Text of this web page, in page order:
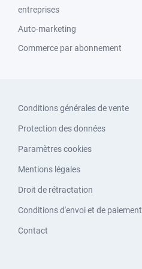
entreprises
Auto-marketing
Commerce par abonnement
Conditions générales de vente
Protection des données
Paramètres cookies
Mentions légales
Droit de rétractation
Conditions d'envoi et de paiement
Contact